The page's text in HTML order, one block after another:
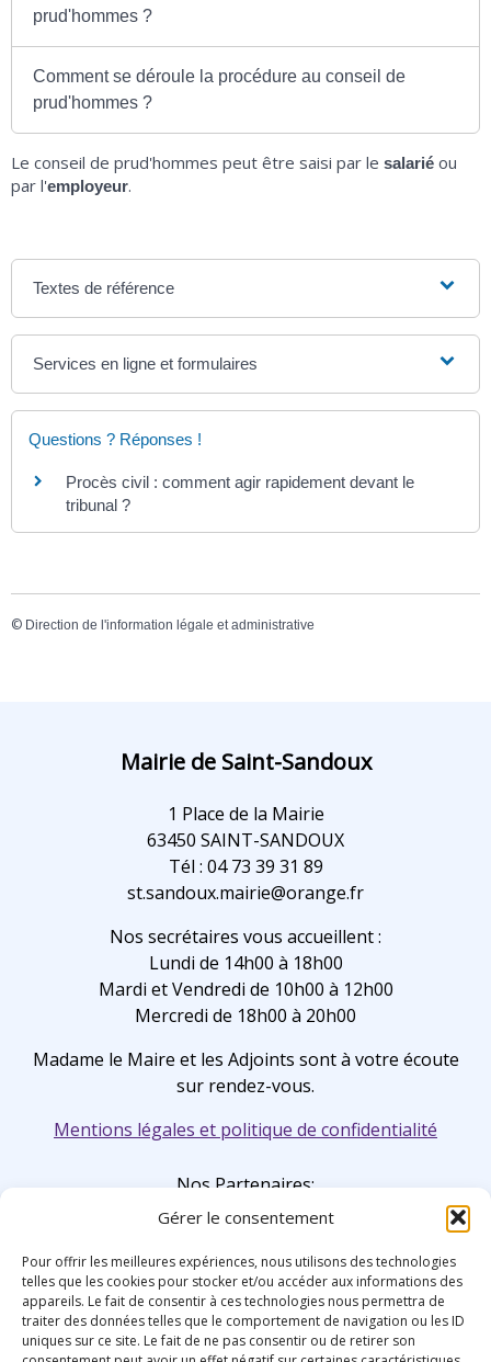
Gérer le consentement
Pour offrir les meilleures expériences, nous utilisons des technologies
telles que les cookies pour stocker et/ou accéder aux informations des
appareils. Le fait de consentir à ces technologies nous permettra de
traiter des données telles que le comportement de navigation ou les ID
uniques sur ce site. Le fait de ne pas consentir ou de retirer son
prud'hommes ?
Comment se déroule la procédure au conseil de
prud'hommes ?
Le conseil de prud'hommes peut être saisi par le salarié ou
par l'employeur.
Textes de référence
Services en ligne et formulaires
Questions ? Réponses !
Procès civil : comment agir rapidement devant le
tribunal ?
© Direction de l'information légale et administrative
Mairie de Saint-Sandoux
1 Place de la Mairie
63450 SAINT-SANDOUX
Tél : 04 73 39 31 89
st.sandoux.mairie@orange.fr
Nos secrétaires vous accueillent :
Lundi de 14h00 à 18h00
Mardi et Vendredi de 10h00 à 12h00
Mercredi de 18h00 à 20h00
Madame le Maire et les Adjoints sont à votre écoute
sur rendez-vous.
Mentions légales et politique de confidentialité
Nos Partenaires: